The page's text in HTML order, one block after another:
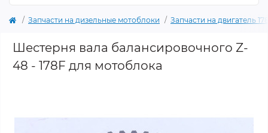
Запчасти на дизельные мотоблоки Запчасти на двигатель
Шестерня вала балансировочного Z-
48 - 178F для мотоблока